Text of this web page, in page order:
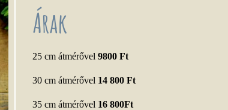
Árak
25 cm átmérővel 9800 Ft
30 cm átmérővel 14 800 Ft
35 cm átmérővel 16 800Ft